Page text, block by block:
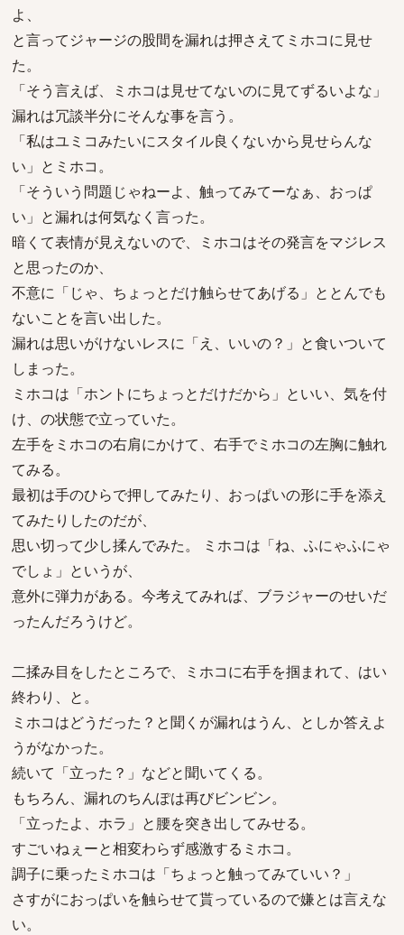
よ、
と言ってジャージの股間を漏れは押さえてミホコに見せ
た。
「そう言えば、ミホコは見せてないのに見てずるいよな」
漏れは冗談半分にそんな事を言う。
「私はユミコみたいにスタイル良くないから見せらんな
い」とミホコ。
「そういう問題じゃねーよ、触ってみてーなぁ、おっぱ
い」と漏れは何気なく言った。
暗くて表情が見えないので、ミホコはその発言をマジレス
と思ったのか、
不意に「じゃ、ちょっとだけ触らせてあげる」ととんでも
ないことを言い出した。
漏れは思いがけないレスに「え、いいの？」と食いついて
しまった。
ミホコは「ホントにちょっとだけだから」といい、気を付
け、の状態で立っていた。
左手をミホコの右肩にかけて、右手でミホコの左胸に触れ
てみる。
最初は手のひらで押してみたり、おっぱいの形に手を添え
てみたりしたのだが、
思い切って少し揉んでみた。 ミホコは「ね、ふにゃふにゃ
でしょ」というが、
意外に弾力がある。今考えてみれば、ブラジャーのせいだ
ったんだろうけど。
二揉み目をしたところで、ミホコに右手を掴まれて、はい
終わり、と。
ミホコはどうだった？と聞くが漏れはうん、としか答えよ
うがなかった。
続いて「立った？」などと聞いてくる。
もちろん、漏れのちんぽは再びビンビン。
「立ったよ、ホラ」と腰を突き出してみせる。
すごいねぇーと相変わらず感激するミホコ。
調子に乗ったミホコは「ちょっと触ってみていい？」
さすがにおっぱいを触らせて貰っているので嫌とは言えな
い。